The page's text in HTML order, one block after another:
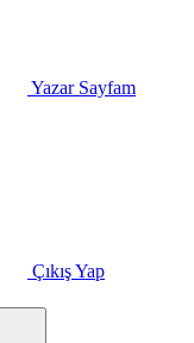
Yazar Sayfam
Çıkış Yap